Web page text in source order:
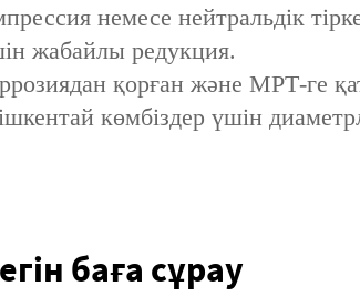
немесе нейтральдік
жабайлы редукция.
қорған және МРТ-ге
көмбіздер үшін
баға сұрау